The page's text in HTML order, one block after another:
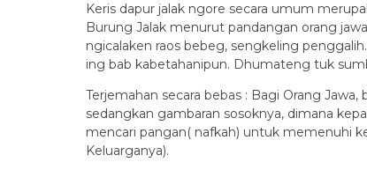
Keris dapur jalak ngore secara umum
Burung Jalak menurut pandangan orang
ngicalaken raos bebeg, sengkeling
ing bab kabetahanipun. Dhumateng tuk
Terjemahan secara bebas : Bagi Orang
sedangkan gambaran sosoknya, dimana
mencari pangan( nafkah) untuk memenuhi
Keluarganya).